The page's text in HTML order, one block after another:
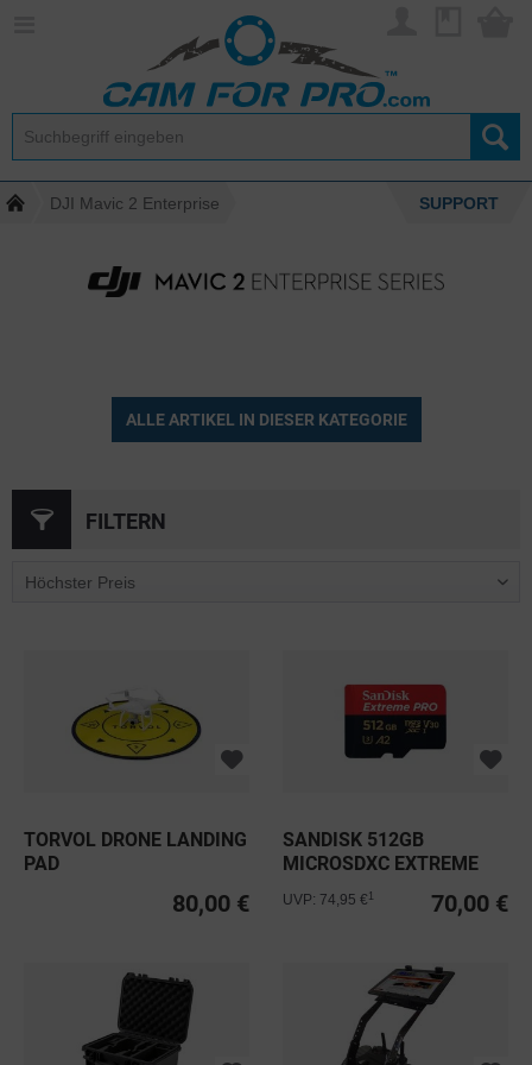
DJI Mavic 2 Enterprise SUPPORT
ALLE ARTIKEL IN DIESER KATEGORIE
FILTERN
TORVOL DRONE LANDING
PAD
80,00 €
SANDISK 512GB
MICROSDXC EXTREME
PRO C10 U3 V30...
70,00 €
UVP: 74,95 €